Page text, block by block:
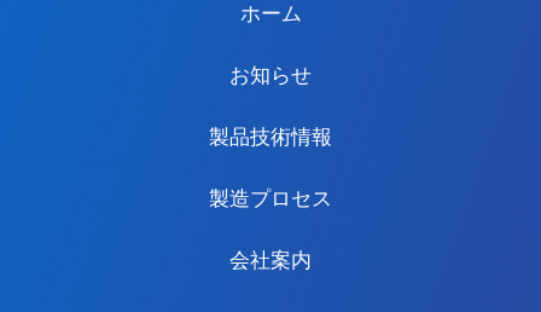
ホーム
お知らせ
製品技術情報
製造プロセス
会社案内